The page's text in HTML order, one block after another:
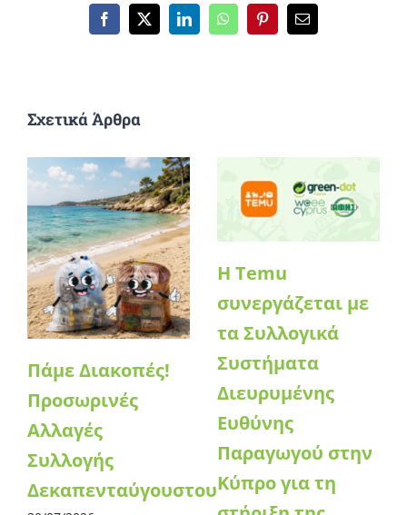
Facebook
X LinkedInWhatsAppPinterestEmail
Σχετικά Άρθρα
Πάμε Διακοπές!
Προσωρινές
Αλλαγές
Συλλογής
Δεκαπενταύγουστου
Η Temu
συνεργάζεται με
τα Συλλογικά
Συστήματα
Διευρυμένης
Ευθύνης
Παραγωγού στην
Κύπρο για τη